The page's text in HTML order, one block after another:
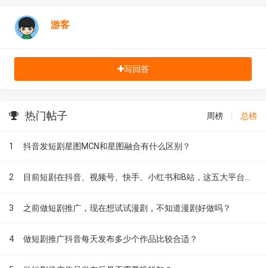
游客
写回答
热门帖子 周榜 总榜
1 抖音发短剧星图MCN和星图融合有什么区别？
2
3 之前做短剧推广，现在想试试漫剧，不知道漫剧好做吗？
4 做短剧推广抖音每天发布多少个作品比较合适？